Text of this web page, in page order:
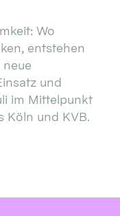
Wo
entstehen
und
im Mittelpunkt
Köln und KVB.